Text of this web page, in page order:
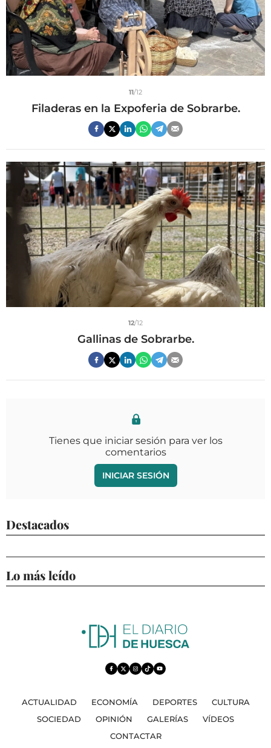
11/12
Filaderas en la Expoferia de Sobrarbe.
12/12
Gallinas de Sobrarbe.
Tienes que iniciar sesión para ver los
comentarios
INICIAR SESIÓN
Destacados
Lo más leído
ACTUALIDAD ECONOMÍA DEPORTES
CULTURA
SOCIEDAD
OPINIÓN GALERÍAS
VÍDEOS
CONTACTAR